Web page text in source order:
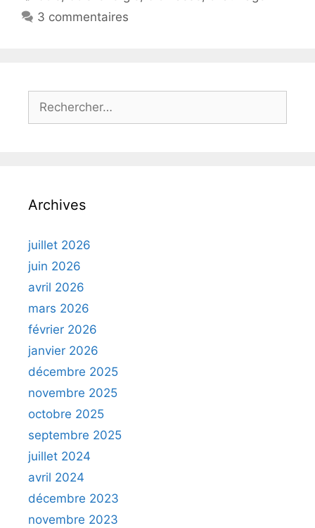
3 commentaires
Rechercher :
Archives
juillet 2026
juin 2026
avril 2026
mars 2026
février 2026
janvier 2026
décembre 2025
novembre 2025
octobre 2025
septembre 2025
juillet 2024
avril 2024
décembre 2023
novembre 2023